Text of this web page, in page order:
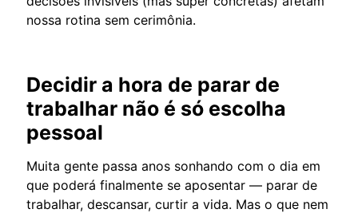
nossa rotina sem cerimônia.
Decidir a hora de parar de
trabalhar não é só escolha
pessoal
Muita gente passa anos sonhando com o dia em
que poderá finalmente se aposentar — parar de
trabalhar, descansar, curtir a vida. Mas o que nem